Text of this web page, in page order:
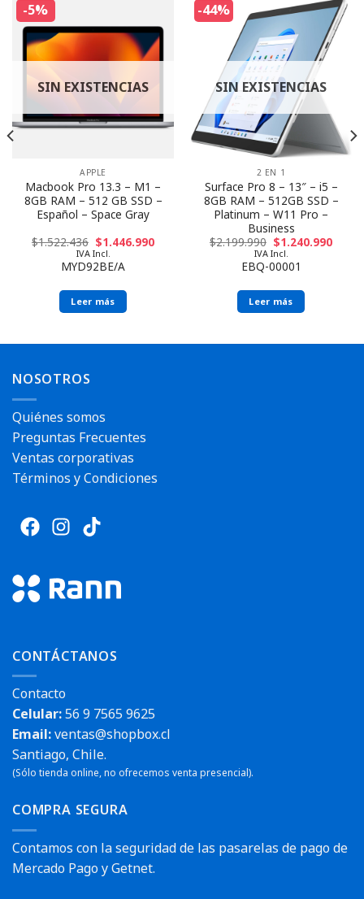
-5%
SIN EXISTENCIAS
APPLE
Macbook Pro 13.3 – M1 –
8GB RAM – 512 GB SSD –
Español – Space Gray
$1.522.436 $1.446.990
IVA Incl.
MYD92BE/A
Leer más
-44%
SIN EXISTENCIAS
2 EN 1
Surface Pro 8 – 13″ – i5 –
8GB RAM – 512GB SSD –
Platinum – W11 Pro –
Business
$2.199.990 $1.240.990
IVA Incl.
EBQ-00001
Leer más
NOSOTROS
Quiénes somos
Preguntas Frecuentes
Ventas corporativas
Términos y Condiciones
CONTÁCTANOS
Contacto
Celular:56 9 7565 9625
Email:ventas@shopbox.cl
Santiago, Chile.
(Sólo tienda online, no ofrecemos venta presencial).
COMPRA SEGURA
Contamos con la seguridad de las pasarelas de pago de
Mercado Pago y Getnet.